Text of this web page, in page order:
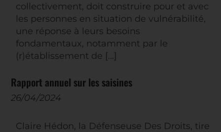
collectivement, doit construire pour et avec
les personnes en situation de vulnérabilité,
une réponse à leurs besoins
fondamentaux, notamment par le
(r)établissement de […]
Rapport annuel sur les saisines
26/04/2024
Claire Hédon, la Défenseuse Des Droits, tire